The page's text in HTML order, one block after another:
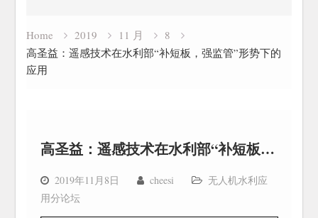
Home 2019 11 月
8
高圣益：遥感技术在水利部“补短板，强监管”形势下的
应用
高圣益：遥感技术在水利部“补短板，强监管”形势下的应用
2019年11月8日 cheesi
无人机水利应
用分论坛